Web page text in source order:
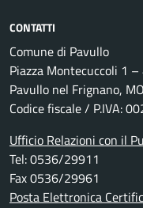
CONTATTI
Comune di Pavullo
Piazza Montecuccoli 1
Pavullo nel Frignano, MO
Codice fiscale / P.IVA:
Ufficio Relazioni con il
Tel: 0536/29911
Fax 0536/29961
Posta Elettronica